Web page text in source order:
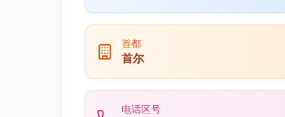
首都
首尔
电话区号